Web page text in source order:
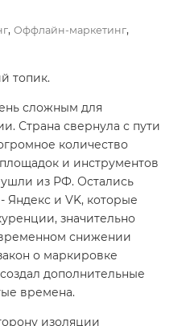
,Оффлайн-маркетинг,
топик.
сложным для
Страна свернула с пути
количество
и инструментов
из РФ. Остались
Яндекс и VK, которые
значительно
снижении
о маркировке
дополнительные
времена.
изоляции